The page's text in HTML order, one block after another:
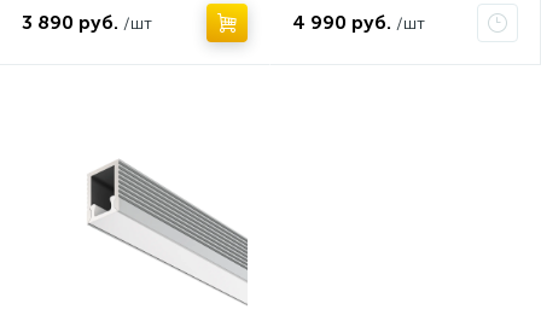
3 890 руб. /шт 4 990 руб. /шт